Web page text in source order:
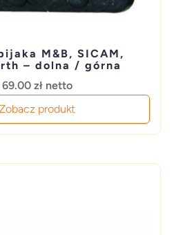
M&B, SICAM,
– dolna / górna
69.00 zł netto
produkt